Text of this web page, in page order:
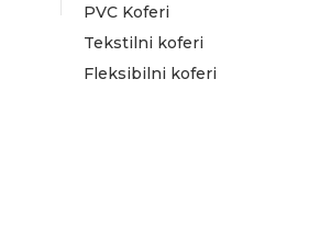
PVC Koferi
Tekstilni koferi
Fleksibilni koferi